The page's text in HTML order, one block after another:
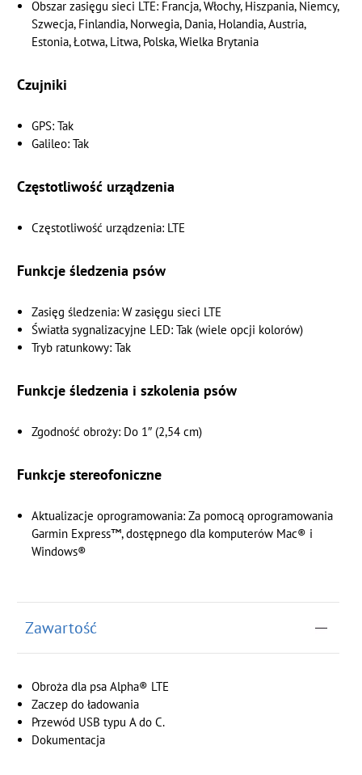
Obszar zasięgu sieci LTE: Francja, Włochy, Hiszpania, Niemcy,
Szwecja, Finlandia, Norwegia, Dania, Holandia, Austria,
Estonia, Łotwa, Litwa, Polska, Wielka Brytania
Czujniki
GPS: Tak
Galileo: Tak
Częstotliwość urządzenia
Częstotliwość urządzenia: LTE
Funkcje śledzenia psów
Zasięg śledzenia: W zasięgu sieci LTE
Światła sygnalizacyjne LED: Tak (wiele opcji kolorów)
Tryb ratunkowy: Tak
Funkcje śledzenia i szkolenia psów
Zgodność obroży: Do 1″ (2,54 cm)
Funkcje stereofoniczne
Aktualizacje oprogramowania: Za pomocą oprogramowania
Garmin Express™, dostępnego dla komputerów Mac® i
Windows®
Zawartość
Obroża dla psa Alpha® LTE
Zaczep do ładowania
Przewód USB typu A do C.
Dokumentacja